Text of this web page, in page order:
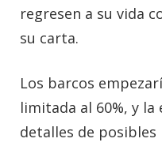
regresen a su vida
su carta.
Los barcos
limitada al 60%, y
detalles de